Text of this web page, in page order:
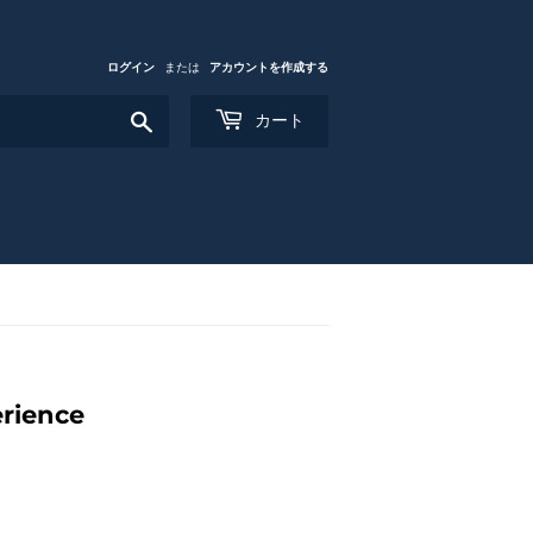
ログイン または アカウントを作成する
カート